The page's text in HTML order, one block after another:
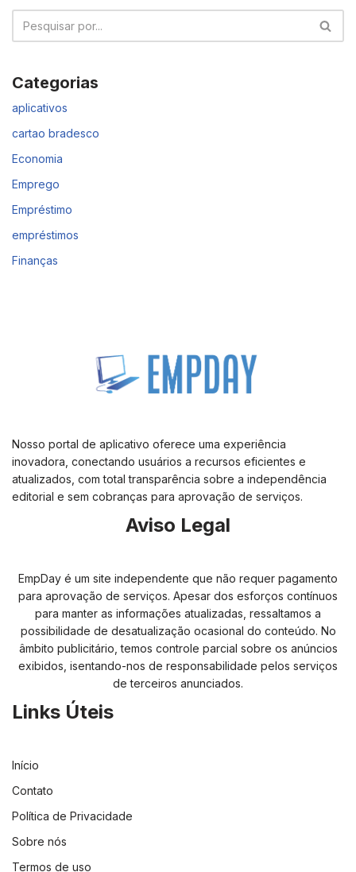
Categorias
aplicativos
cartao bradesco
Economia
Emprego
Empréstimo
empréstimos
Finanças
Nosso portal de aplicativo oferece uma experiência
inovadora, conectando usuários a recursos eficientes e
atualizados, com total transparência sobre a independência
editorial e sem cobranças para aprovação de serviços.
Aviso Legal
EmpDay é um site independente que não requer pagamento
para aprovação de serviços. Apesar dos esforços contínuos
para manter as informações atualizadas, ressaltamos a
possibilidade de desatualização ocasional do conteúdo. No
âmbito publicitário, temos controle parcial sobre os anúncios
exibidos, isentando-nos de responsabilidade pelos serviços
de terceiros anunciados.
Links Úteis
Início
Contato
Política de Privacidade
Sobre nós
Termos de uso